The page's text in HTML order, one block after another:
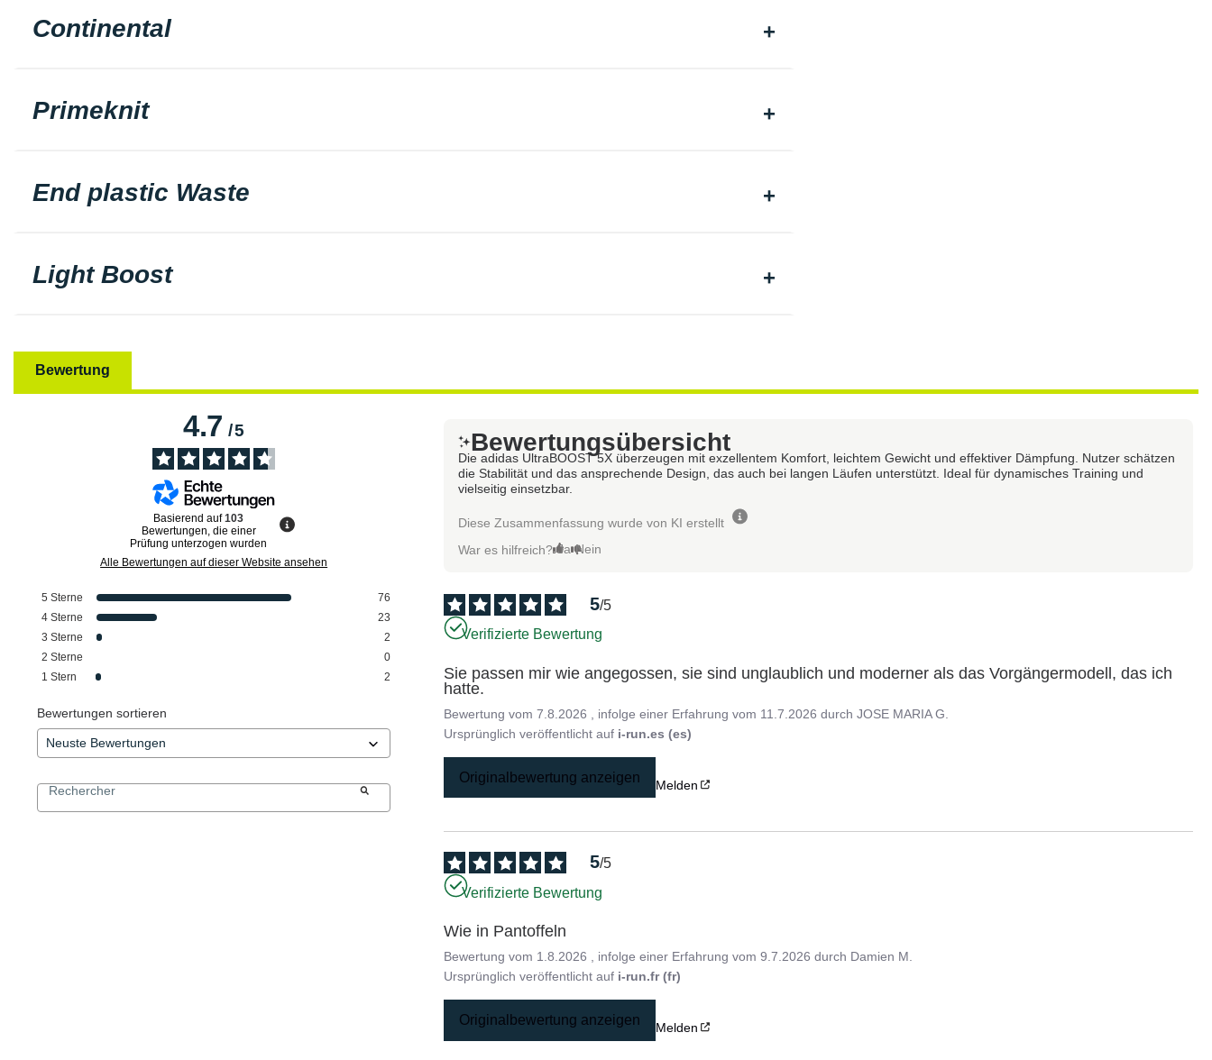
Continental
Primeknit
End plastic Waste
Light Boost
Bewertung
4.7/5
Basierend auf103
Bewertungen, die einer
Prüfung unterzogen wurden
Alle Bewertungen auf dieser Website ansehen
5 Sterne
76
4 Sterne
23
3 Sterne
2
2 Sterne
0
1 Stern 2
Bewertungen sortieren
Bewertungsübersicht
Die adidas UltraBOOST 5X überzeugen mit exzellentem Komfort, leichtem Gewicht und effektiver Dämpfung. Nutzer schätzen
die Stabilität und das ansprechende Design, das auch bei langen Läufen unterstützt. Ideal für dynamisches Training und
vielseitig einsetzbar.
Diese Zusammenfassung wurde von KI erstellt
War es hilfreich? Ja Nein
5/5
Verifizierte Bewertung
Sie passen mir wie angegossen, sie sind unglaublich und moderner als das Vorgängermodell, das ich
hatte.
Bewertung vom7.8.2026 , infolge einer Erfahrung vom 11.7.2026 durchJOSE MARIA G.
Ursprünglich veröffentlicht auf i-run.es (es)
Originalbewertung anzeigen Melden
5/5
Verifizierte Bewertung
Wie in Pantoffeln
Bewertung vom 1.8.2026 , infolge einer Erfahrung vom9.7.2026 durch Damien M.
Ursprünglich veröffentlicht auf i-run.fr (fr)
Originalbewertung anzeigen Melden